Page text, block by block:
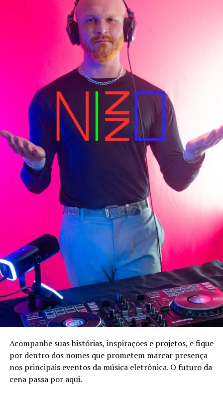
Acompanhe suas histórias, inspirações e projetos, e fique
por dentro dos nomes que prometem marcar presença
nos principais eventos da música eletrônica. O futuro da
cena passa por aqui.